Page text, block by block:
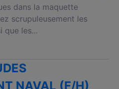
dans la maquette
scrupuleusement les
que les...
NAVAL (F/H)